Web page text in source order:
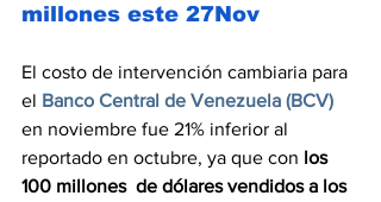
millones este 27Nov
El costo de intervención cambiaria para
el Banco Central de Venezuela (BCV)
en noviembre fue 21% inferior al
reportado en octubre, ya que con los
100 millones  de dólares vendidos a los